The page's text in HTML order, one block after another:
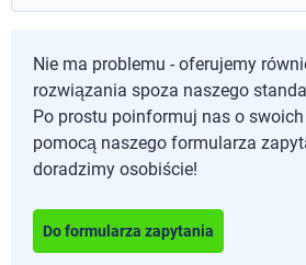
Nie ma problemu - oferujemy
rozwiązania spoza naszego
Po prostu poinformuj nas o
pomocą naszego formularza
doradzimy osobiście!
Do formularza zapytania